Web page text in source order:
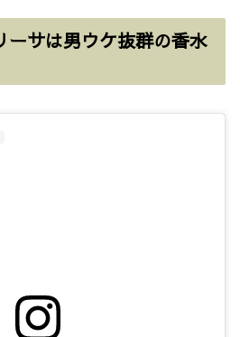
ーサは男ウケ抜群の香水